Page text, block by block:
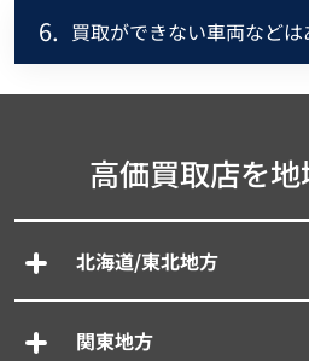
6. 買取ができない車両などは
高価買取店を
北海道/東北地方
関東地方